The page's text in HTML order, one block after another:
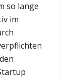
so lange
im